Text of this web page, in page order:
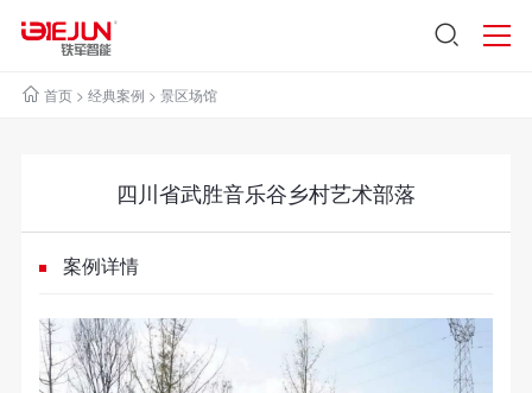
首页> 经典案例 > 景区场馆
四川省武胜音乐谷乡村艺术部落
案例详情